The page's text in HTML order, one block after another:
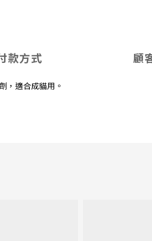
款方式 顧
，適合成貓用。